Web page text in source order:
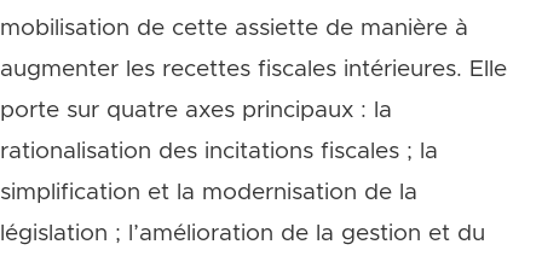
mobilisation de cette assiette de manière à
augmenter les recettes fiscales intérieures. Elle
porte sur quatre axes principaux : la
rationalisation des incitations fiscales ; la
simplification et la modernisation de la
législation ; l’amélioration de la gestion et du